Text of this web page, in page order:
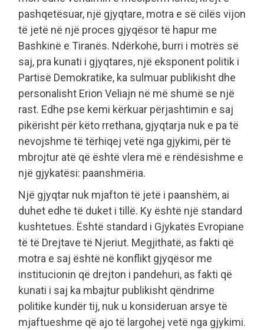
pashqetësuar, një gjyqtare, motra e së cilës vijon
të jetë në një proces gjyqësor të hapur me
Bashkinë e Tiranës. Ndërkohë, burri i motrës së
saj, pra kunati i gjyqtares, një eksponent politik i
Partisë Demokratike, ka sulmuar publikisht dhe
personalisht Erion Veliajn në më shumë se një
rast. Edhe pse kemi kërkuar përjashtimin e saj
pikërisht për këto rrethana, gjyqtarja nuk e pa të
nevojshme të tërhiqej vetë nga gjykimi, për të
mbrojtur atë që është vlera më e rëndësishme e
një gjykatësi: paanshmëria.
Një gjyqtar nuk mjafton të jetë i paanshëm, ai
duhet edhe të duket i tillë. Ky është një standard
kushtetues. Është standard i Gjykatës Evropiane
të të Drejtave të Njeriut. Megjithatë, as fakti që
motra e saj është në konflikt gjyqësor me
institucionin që drejton i pandehuri, as fakti që
kunati i saj ka mbajtur publikisht qëndrime
politike kundër tij, nuk u konsideruan arsye të
mjaftueshme që ajo të largohej vetë nga gjykimi.